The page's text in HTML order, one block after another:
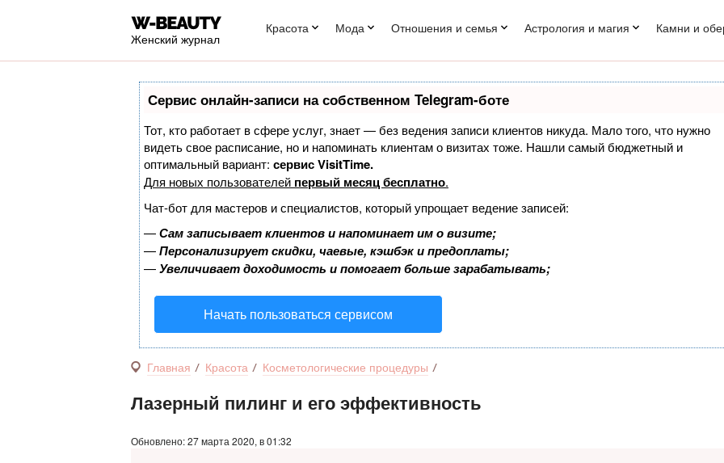
Женский журнал
Красота Мода Отношения и семья Астрология и магия Камни и
Сервис онлайн-записи на собственном Telegram-боте
Тот, кто работает в сфере услуг, знает — без ведения записи клиентов никуда. Мало того, что нужно
видеть свое расписание, но и напоминать клиентам о визитах тоже. Нашли самый бюджетный и
оптимальный вариант: сервис VisitTime.
Для новых пользователей первый месяц бесплатно.
Чат-бот для мастеров и специалистов, который упрощает ведение записей:
—Сам записывает клиентов и напоминает им о визите;
—Персонализирует скидки, чаевые, кэшбэк и предоплаты;
—Увеличивает доходимость и помогает больше зарабатывать;
Начать пользоваться сервисом
Главная Красота Косметологические процедуры
Лазерный пилинг и его эффективность
Обновлено: 27 марта 2020, в 01:32